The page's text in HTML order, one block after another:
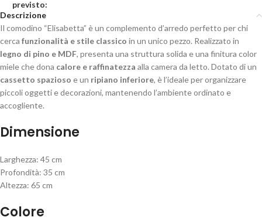
Descrizione
Il comodino “Elisabetta” è un complemento d’arredo perfetto per chi
cerca funzionalità e stile classico in un unico pezzo. Realizzato in
legno di pino e MDF, presenta una struttura solida e una finitura color
miele che dona calore e raffinatezza alla camera da letto. Dotato di un
cassetto spazioso e un ripiano inferiore, è l’ideale per organizzare
piccoli oggetti e decorazioni, mantenendo l’ambiente ordinato e
accogliente.
Dimensione
Larghezza: 45 cm
Profondità: 35 cm
Altezza: 65 cm
Colore